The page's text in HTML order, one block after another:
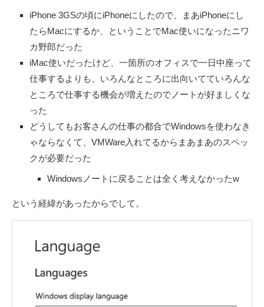
iPhone 3GSの頃にiPhoneにしたので、まあiPhoneにし
たらMacにするか、ということでMac使いになったニワ
カ野郎だった
iMac使いだったけど、一箇所のオフィスで一日中座って
仕事するよりも、いろんなところに出向いてていろんな
ところで仕事する機会が増えたのでノートが好ましくな
った
どうしてもお客さんの仕事の都合でWindowsを使わなき
ゃならなくて、VMWare入れてるからまあまあのスペッ
クが必要だった
Windowsノートに戻ることは全く考えなかったw
という経緯があったからでして。